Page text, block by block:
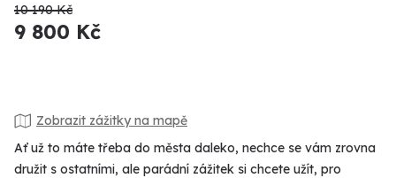
10 190 Kč
9 800 Kč
Zobrazit zážitky na mapě
Ať už to máte třeba do města daleko, nechce se vám zrovna
družit s ostatními, ale parádní zážitek si chcete užít, pro